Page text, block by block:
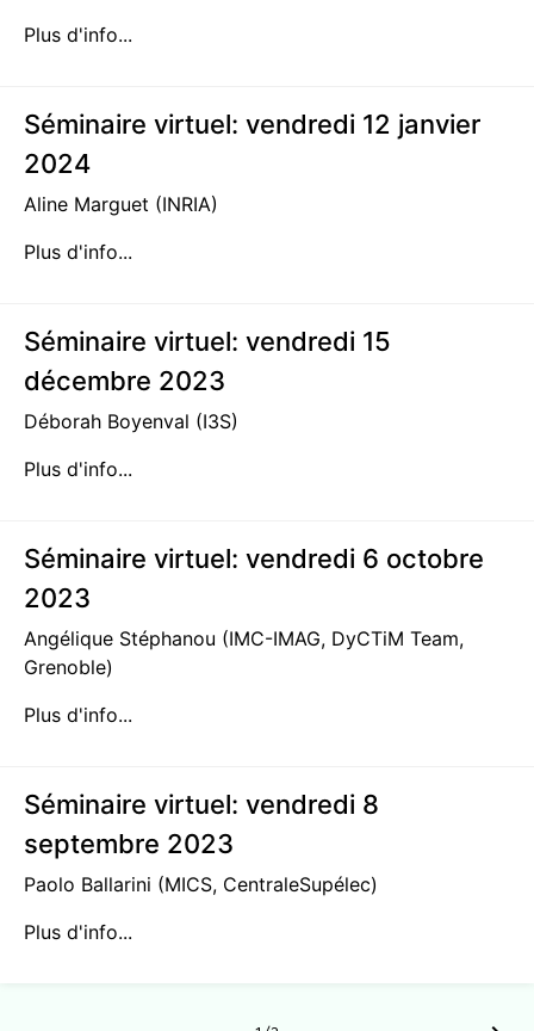
Plus d'info...
Séminaire virtuel: vendredi 12 janvier
2024
Aline Marguet (INRIA)
Plus d'info...
Séminaire virtuel: vendredi 15
décembre 2023
Déborah Boyenval (I3S)
Plus d'info...
Séminaire virtuel: vendredi 6 octobre
2023
Angélique Stéphanou (IMC-IMAG, DyCTiM Team,
Grenoble)
Plus d'info...
Séminaire virtuel: vendredi 8
septembre 2023
Paolo Ballarini (MICS, CentraleSupélec)
Plus d'info...